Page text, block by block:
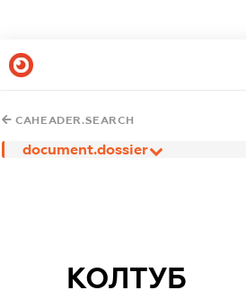
CAHEADER.SEARCH
document.dossier
КОЛТУБ